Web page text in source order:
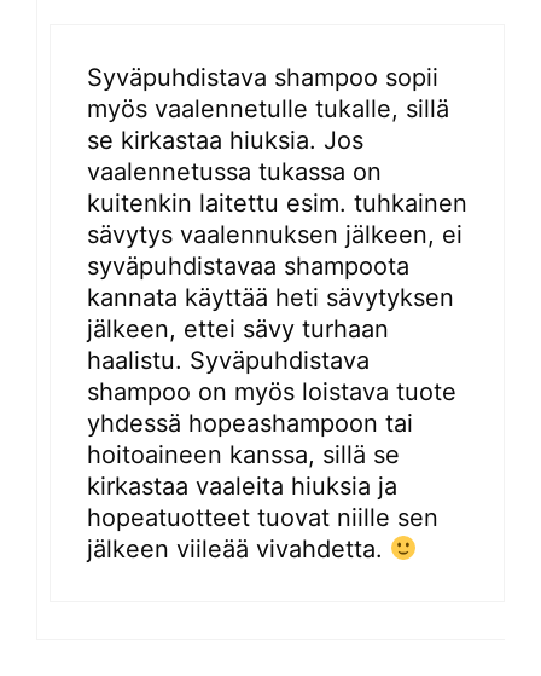
Syväpuhdistava shampoo sopii
myös vaalennetulle tukalle, sillä
se kirkastaa hiuksia. Jos
vaalennetussa tukassa on
kuitenkin laitettu esim. tuhkainen
sävytys vaalennuksen jälkeen, ei
syväpuhdistavaa shampoota
kannata käyttää heti sävytyksen
jälkeen, ettei sävy turhaan
haalistu. Syväpuhdistava
shampoo on myös loistava tuote
yhdessä hopeashampoon tai
hoitoaineen kanssa, sillä se
kirkastaa vaaleita hiuksia ja
hopeatuotteet tuovat niille sen
jälkeen viileää vivahdetta.